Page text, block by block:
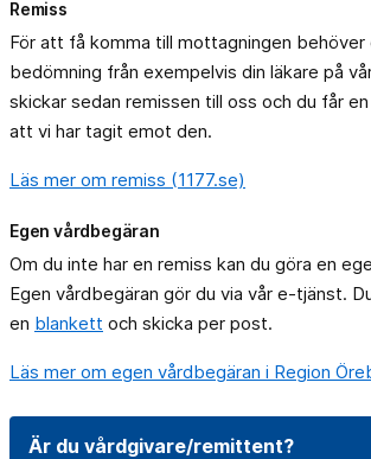
Remiss
För att få komma till mottagningen
bedömning från exempelvis din läkare på
skickar sedan remissen till oss och du får
att vi har tagit emot den.
Läs mer om remiss (1177.se)
Egen vårdbegäran
Om du inte har en remiss kan du göra en
Egen vårdbegäran gör du via vår e-tjänst.
en blankett och skicka per post.
Läs mer om egen vårdbegäran i Region
Är du vårdgivare/remittent?